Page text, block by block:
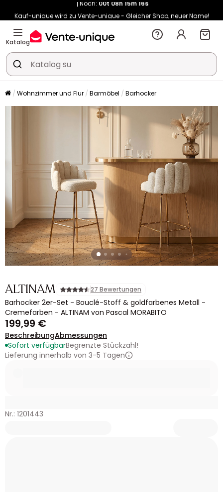
-10% ab 400€ mitHEAT10auf Vente-unique-Produkte
Noch:
Katalog
Wohnzimmer und Flur Barmöbel Barhocker
ALTINAM 27 Bewertungen
Barhocker 2er-Set - Bouclé-Stoff & goldfarbenes Metall -
Cremefarben - ALTINAM von Pascal MORABITO
199,99 €
BeschreibungAbmessungen
Sofort verfügbarBegrenzte Stückzahl!
Lieferung innerhalb von 3-5 Tagen
Nr.: 1201443